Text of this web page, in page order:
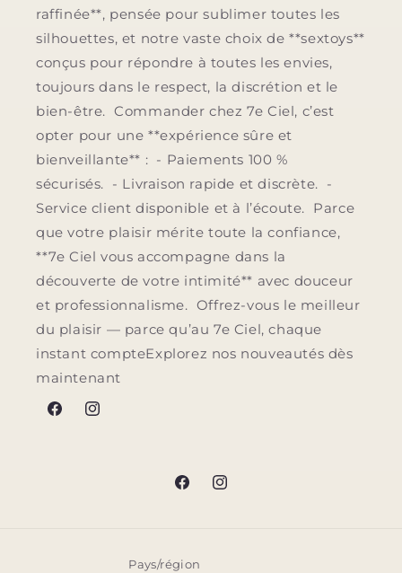
raffinée**, pensée pour sublimer toutes les
silhouettes, et notre vaste choix de **sextoys**
conçus pour répondre à toutes les envies,
toujours dans le respect, la discrétion et le
bien-être. Commander chez 7e Ciel, c’est
opter pour une **expérience sûre et
bienveillante** : - Paiements 100 %
sécurisés. - Livraison rapide et discrète. -
Service client disponible et à l’écoute. Parce
que votre plaisir mérite toute la confiance,
**7e Ciel vous accompagne dans la
découverte de votre intimité** avec douceur
et professionnalisme. Offrez-vous le meilleur
du plaisir — parce qu’au 7e Ciel, chaque
instant compteExplorez nos nouveautés dès
maintenant
FacebookInstagram
FacebookInstagram
Pays/région